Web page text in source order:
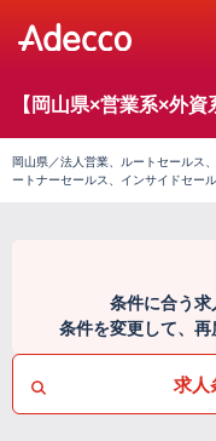
【岡山県×営業系×外
岡山県／法人営業、ルートセールス
ートナーセールス、インサイドセー
条件に合う求
条件を変更して、再
求人